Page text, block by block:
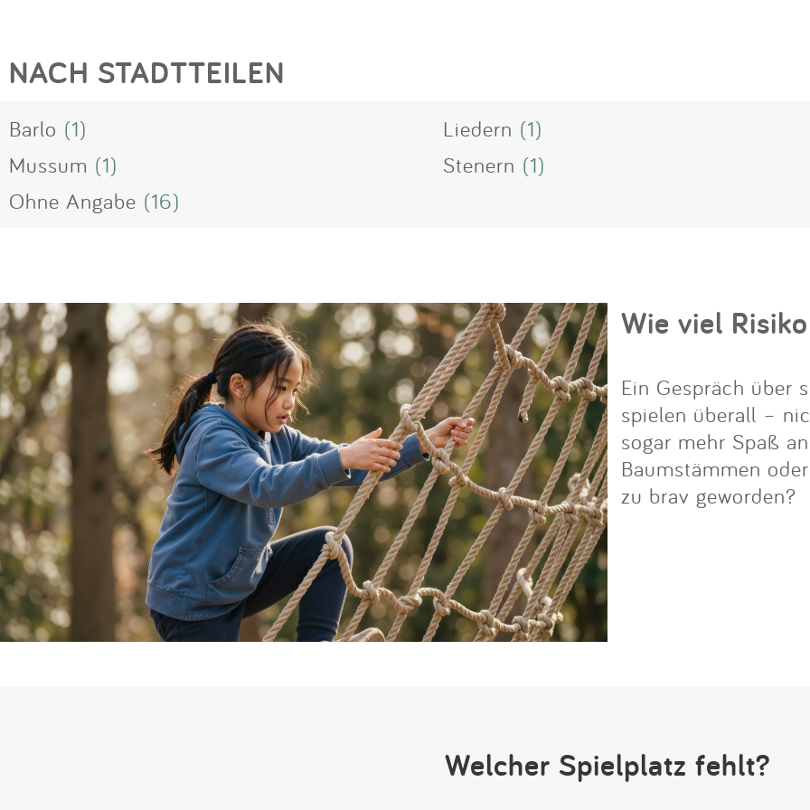
NACH STADTTEILEN
Barlo (1) Liedern (1)
Mussum (1) Stenern (1)
Ohne Angabe (16)
Wie viel
Ein Gespräch über
spielen überall –
sogar mehr Spaß
Baumstämmen
zu brav geworden?
Welcher Spielplatz fehlt?